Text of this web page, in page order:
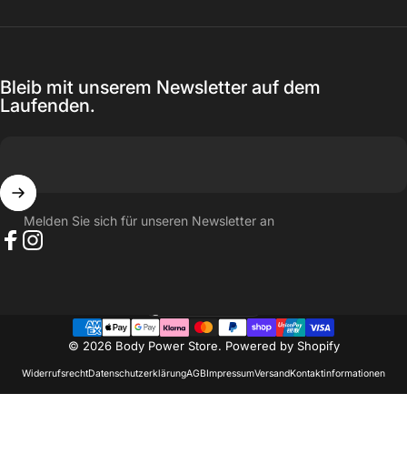
Bleib mit unserem Newsletter auf dem
Laufenden.
Melden Sie sich für unseren Newsletter an
© 2026 Body Power Store. Powered by Shopify
WiderrufsrechtDatenschutzerklärungAGBImpressumVersandKontaktinformationen
Land/Region